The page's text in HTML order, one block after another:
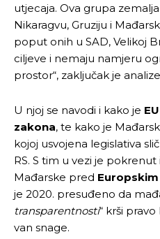
utjecaja. Ova grupa
Nikaragvu, Gruziju i
poput onih u SAD, Velikoj
ciljeve i nemaju namjeru
prostor“, zaključak je
U njoj se navodi i kako je
zakona, te kako je
kojoj usvojena legislativa
RS. S tim u vezi je
Mađarske pred
je 2020. presuđeno da
transparentnosti“ krši
van snage.